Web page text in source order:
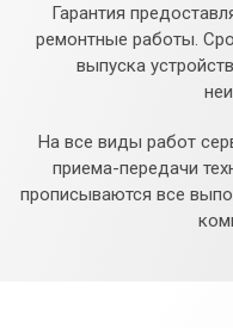
Гарантия
ремонтные работы.
выпуска
На все виды работ
приема-передачи
прописываются все